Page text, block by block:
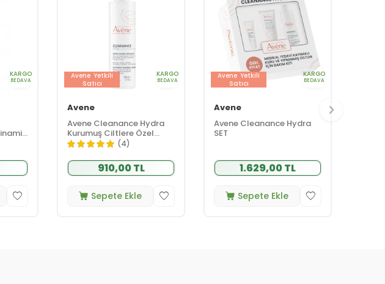
KARGO
BEDAVA
Avene Yetkili
Satıcı
KARGO
BEDAVA
Avene
Avene Cleanance Hydra
Kurumuş Ciltlere Özel
Temizleme Kremi 200 ml
(4)
910,00 TL
Sepete Ekle
Avene Yetkili
Satıcı
KARGO
BEDAVA
Avene
Avene Cleanance Hydra
SET
1.629,00 TL
Sepete Ekle